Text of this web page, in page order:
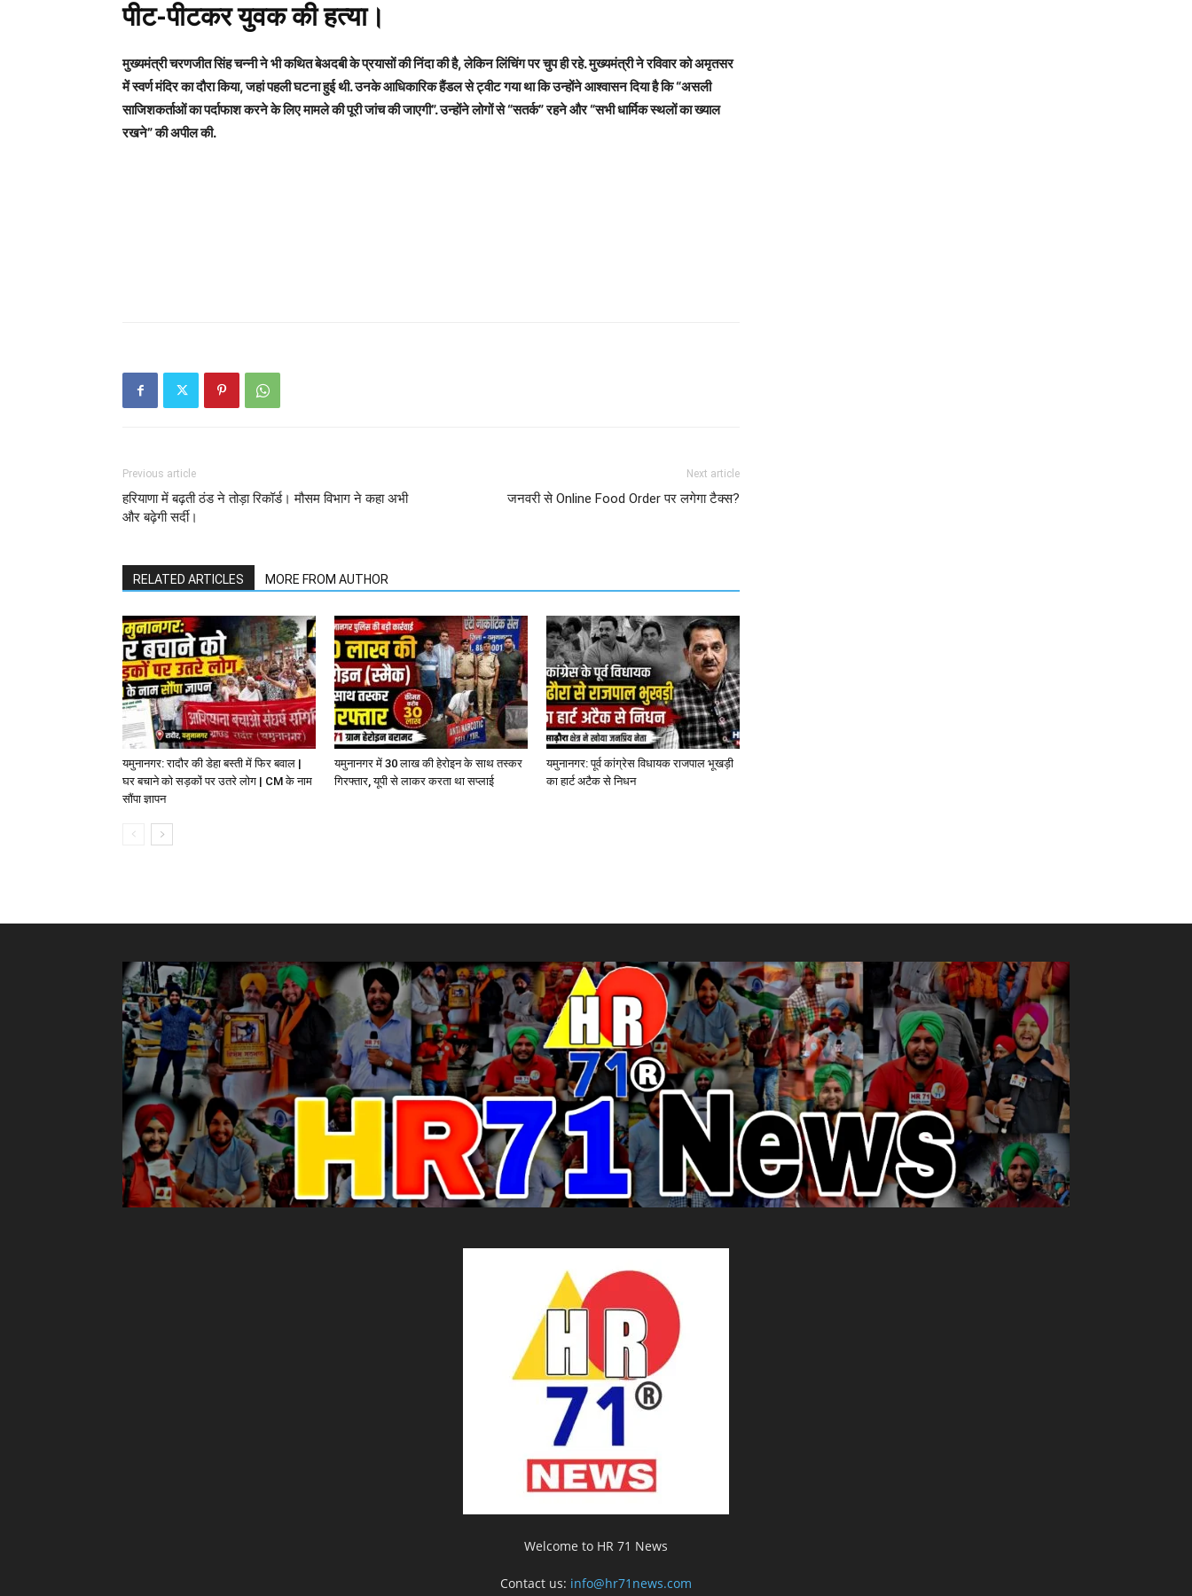
पीट-पीटकर युवक की हत्या।
मुख्यमंत्री चरणजीत सिंह चन्नी ने भी कथित बेअदबी के प्रयासों की निंदा की है, लेकिन लिंचिंग पर चुप ही रहे. मुख्यमंत्री ने रविवार को अमृतसर
में स्वर्ण मंदिर का दौरा किया, जहां पहली घटना हुई थी. उनके आधिकारिक हैंडल से ट्वीट गया था कि उन्होंने आश्वासन दिया है कि “असली
साजिशकर्ताओं का पर्दाफाश करने के लिए मामले की पूरी जांच की जाएगी”. उन्होंने लोगों से “सतर्क” रहने और “सभी धार्मिक स्थलों का ख्याल
रखने” की अपील की.
Previous article
हरियाणा में बढ़ती ठंड ने तोड़ा रिकॉर्ड। मौसम विभाग ने कहा अभी
और बढ़ेगी सर्दी।
Next article
जनवरी से Online Food Order पर लगेगा टैक्स?
RELATED ARTICLES MORE FROM AUTHOR
यमुनानगर: रादौर की डेहा बस्ती में फिर बवाल |
घर बचाने को सड़कों पर उतरे लोग | CM के नाम
सौंपा ज्ञापन
यमुनानगर में 30 लाख की हेरोइन के साथ तस्कर
गिरफ्तार, यूपी से लाकर करता था सप्लाई
यमुनानगर: पूर्व कांग्रेस विधायक राजपाल भूखड़ी
का हार्ट अटैक से निधन
Welcome to HR 71 News
Contact us: info@hr71news.com